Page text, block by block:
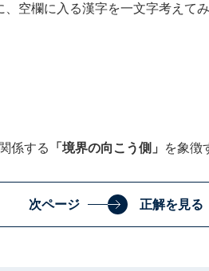
空欄に入る漢字を一文字考えてみ
係する 「境界の向こう側」 を象徴
次ページ 正解を見る